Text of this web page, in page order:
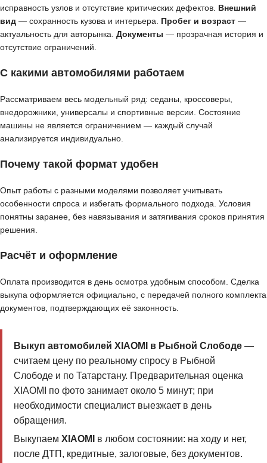
исправность узлов и отсутствие критических дефектов. Внешний
вид — сохранность кузова и интерьера. Пробег и возраст —
актуальность для авторынка. Документы — прозрачная история и
отсутствие ограничений.
С какими автомобилями работаем
Рассматриваем весь модельный ряд: седаны, кроссоверы,
внедорожники, универсалы и спортивные версии. Состояние
машины не является ограничением — каждый случай
анализируется индивидуально.
Почему такой формат удобен
Опыт работы с разными моделями позволяет учитывать
особенности спроса и избегать формального подхода. Условия
понятны заранее, без навязывания и затягивания сроков принятия
решения.
Расчёт и оформление
Оплата производится в день осмотра удобным способом. Сделка
выкупа оформляется официально, с передачей полного комплекта
документов, подтверждающих её законность.
Выкуп автомобилей XIAOMI в Рыбной Слободе—
считаем цену по реальному спросу в Рыбной
Слободе и по Татарстану. Предварительная оценка
XIAOMI по фото занимает около 5 минут; при
необходимости специалист выезжает в день
обращения.
Выкупаем XIAOMI
в любом состоянии: на ходу и нет,
после ДТП, кредитные, залоговые, без документов.